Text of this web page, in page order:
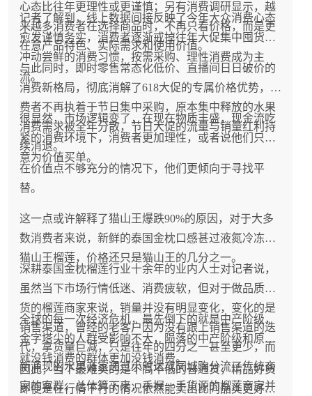
心态比往年更理性或更谨慎；另有消费调研显示，越
来越多消费者在选择商品时，不再只看价格，而是更
在意产品特色、实际需求和使用价值。
记者了解到，线上数据间接反映了今年大众消费心态
愈发谨慎务实，消费者逐渐戒掉往年大促集中囤货、
冲动尝鲜的消费习惯，按需采购、理性消费成为主
流。
与此同时，即时零售常态化低价、直播间日日破价的
消费新格局，彻底消解了618大促的专属价格优势，消
费者不再执着于节日集中采购，原本集中释放的水果
消费需求被全年分散，节日大促的流量与销量红利持
续消退。
很显然，市场逻辑变了，在现在物质丰盛，现金流吃
紧的消费环境下，消费者更加理性，或者说他们只愿
意为价值买单。
在价值点不够充分的情况下，他们更倾向于寻找平
替。
这一点或许解释了猫山王爆跌90%的原因，对于大多
数消费者来说，新鲜的泰国金枕口感甚过液氮冷冻的
猫山王榴莲，价格还只是猫山王的几分之一。
深耕泰国金枕榴莲行业十余年的业内人士对记者说，
虽然当下市场行情低迷、消费疲软，但对于做品质好
货的榴莲商家来说，销量并没有明显变化，变化的是
销售渠道，曾经的老客户因为没有跟上销售渠道的迭
代，拿货量巨减，只是往年的四分之一甚至更少，而
新涌现的水果商家通过小时达或同城购分流了传统商
家的客群，总体算下来，手握一手货源的榴莲商家并
全球的每一次经济危机，最先倒下的就是中产阶级，
金字塔尖的人群受影响不大，陨落的中产阶级和原本
就没钱消费的群体更加没钱消费。
因此，当下最难卖的是不高不低的普通货，精品好货
即便是在行情下行的情况依然能卖出比同品类更好的